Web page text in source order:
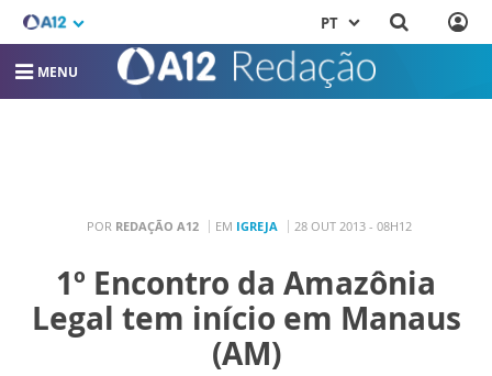
PT
MENU
POR REDAÇÃO A12 EM IGREJA 28 OUT 2013 - 08H12
1º Encontro da Amazônia
Legal tem início em Manaus
(AM)